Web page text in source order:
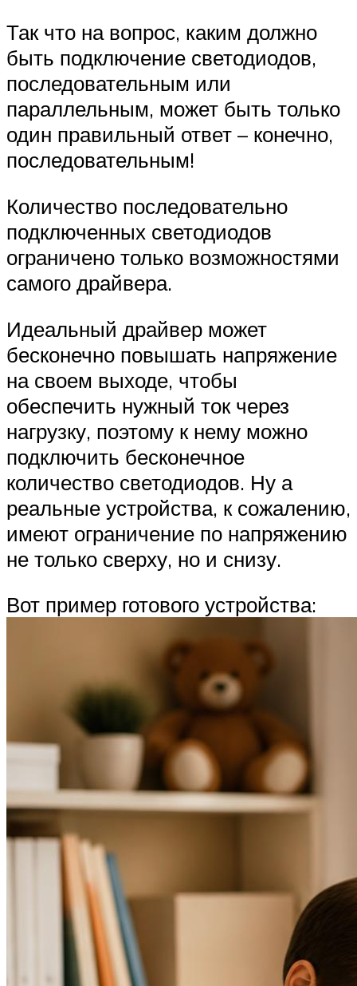
Так что на вопрос, каким должно
быть подключение светодиодов,
последовательным или
параллельным, может быть только
один правильный ответ – конечно,
последовательным!
Количество последовательно
подключенных светодиодов
ограничено только возможностями
самого драйвера.
Идеальный драйвер может
бесконечно повышать напряжение
на своем выходе, чтобы
обеспечить нужный ток через
нагрузку, поэтому к нему можно
подключить бесконечное
количество светодиодов. Ну а
реальные устройства, к сожалению,
имеют ограничение по напряжению
не только сверху, но и снизу.
Вот пример готового устройства: